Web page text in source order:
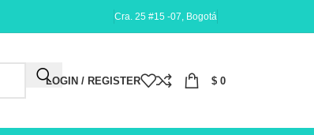
Cra. 25 #15 -07, Bogotá
LOGIN / REGISTER $ 0